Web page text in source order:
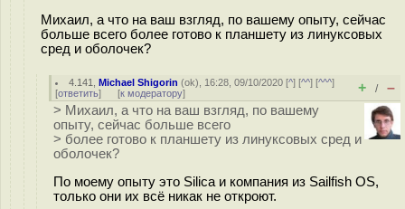
Михаил, а что на ваш взгляд, по вашему опыту, сейчас
больше всего более готово к планшету из линуксовых
сред и оболочек?
4.141 ,Michael Shigorin (ok), 16:28, 09/10/2020 [^] [^^] [^^^]
[ответить] [к модератору] + / –
> Михаил, а что на ваш взгляд, по вашему
опыту, сейчас больше всего
> более готово к планшету из линуксовых сред и
оболочек?
По моему опыту это Silica и компания из Sailfish OS,
только они их всё никак не откроют.